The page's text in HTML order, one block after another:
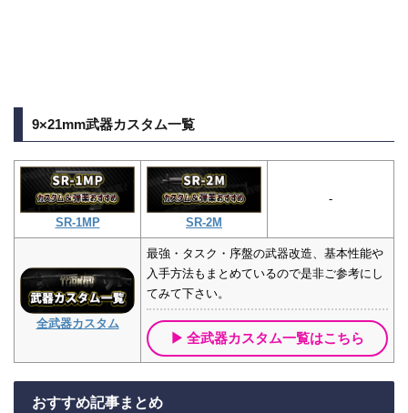
9×21mm武器カスタム一覧
SR-1MP SR-2M
-
全武器カスタム
最強・タスク・序盤の武器改造、基本性能や
入手方法もまとめているので是非ご参考にし
てみて下さい。
全武器カスタム一覧はこちら
おすすめ記事まとめ